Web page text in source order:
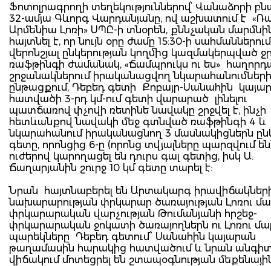
Ֆոտոլրագրողի տեղեկություններով՝ Վանաձորի
32-ամյա Գևորգ Վարդանյանը, ով աշխատում է
Արմենիա Լոռի» ՍՊԸ-ի տնօրեն, քննչական
հայտնել է, որ նույն օրը ժամը 15:30-ի սահմաններում
վերոնշյալ ընկերության կողմից կազմակերպված
ռաֆթինգի ժամանակ, «Ճամպրուկս ու ես»
շրջանակներում իրականացվող նկարահանումների
ընթացքում, Դեբեդ գետի Քոբայր-Սանահին
հատվածի 3-րդ կմ-ում գետի վարարած լինելու
պատճառով փչովի ռետինե նավակը շրջվել է, ինչի
հետևանքով նավակի մեջ գտնված ռաֆթինգի 4 և
նկարահանում իրականացնող 3 մասնակիցներն
գետը, որոնցից 6-ը (որոնց տվյալները պարզվում
ուժերով կարողացել են դուրս գալ գետից, իսկ Ա.
Ճաղարյանին շուրջ 10 կմ գետը տարել է:
Նրան հայտնաբերել են Արտակարգ
նախարարության փրկարար ծառայության Լոռու
փրկարարական վարչության Թումանյանի հրշեջ-
փրկարարական ջոկատի ծառայողներն ու Լոռու
պարեկները Դեբեդ գետում՝ Սանահին կայարան
թաղամասին հարակից հատվածում և նրան
վիճակում մոտեցրել են շտապօգնության